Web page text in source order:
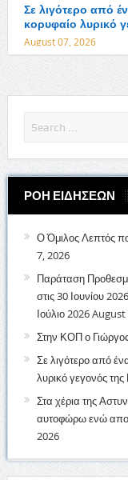
Σε λιγότερο από
κορυφαίο λυρικό
August 07, 2026
ΡΟΗ ΕΙΔΗΣΕΩΝ
Ο Όμιλος Λεπτός
7, 2026
Παράταση
στις 30 Ιουνίου
Ιούλιο 2026August
Στην ΚΟΠ ο
Σε λιγότερο από
λυρικό γεγονός
Στα χέρια της
αυτοφώρω ενώ
2026